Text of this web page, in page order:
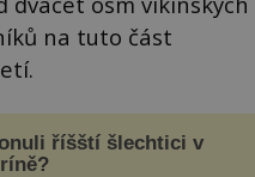
na tuto část
říšští šlechtici v